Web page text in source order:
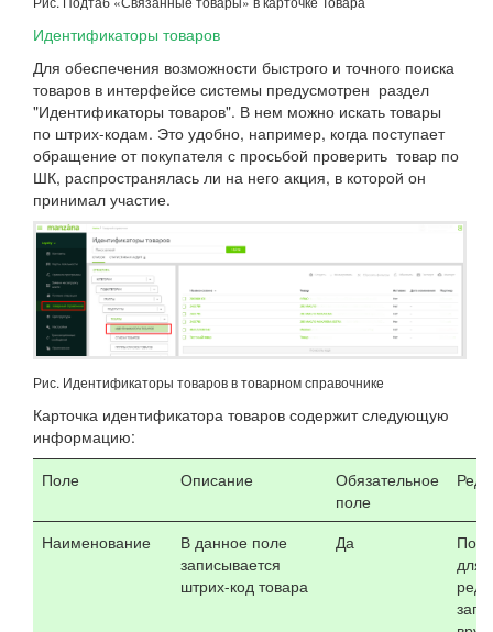
Идентификаторы товаров
Для обеспечения возможности быстрого и точного поиска
товаров в интерфейсе системы предусмотрен раздел
"Идентификаторы товаров". В нем можно искать товары
по штрих-кодам. Это удобно, например, когда поступает
обращение от покупателя с просьбой проверить товар по
ШК, распространялась ли на него акция, в которой он
принимал участие.
Рис. Идентификаторы товаров в товарном справочнике
Карточка идентификатора товаров содержит следующую
информацию:
Поле
Описание
Обязательное
поле
Наименование
В данное поле
записывается
штрих-код товара
Да
для